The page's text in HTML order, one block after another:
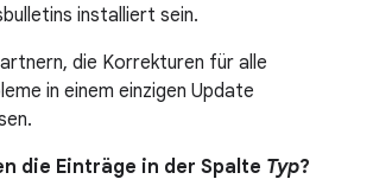
installiert sein.
die Korrekturen für alle
in einem einzigen Update
die Einträge in der Spalte Typ?